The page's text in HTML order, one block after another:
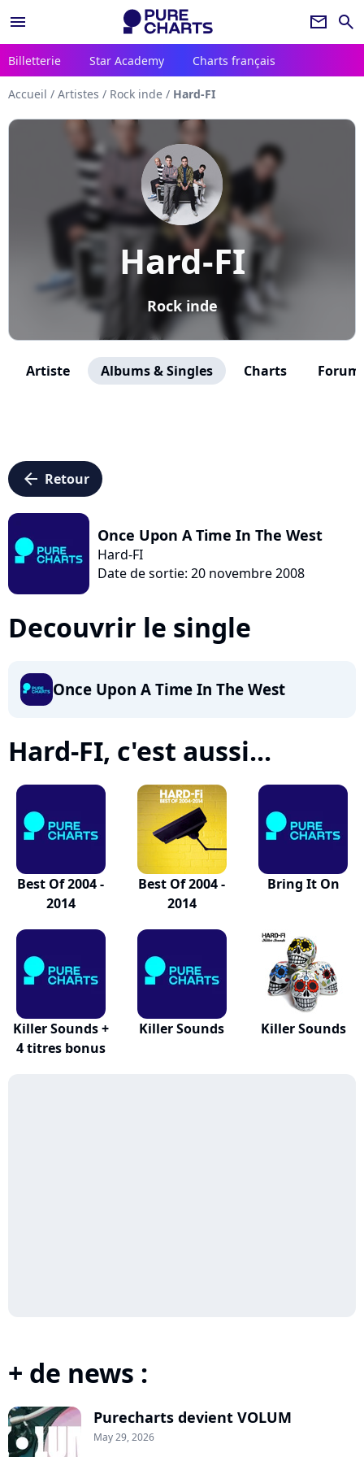
menu newsletter search
Billetterie Star Academy Charts français
Accueil / Artistes / Rock inde / Hard-FI
Hard-FI
Rock inde
Artiste Albums & Singles Charts
arrow_left Retour
Once Upon A Time In The West
Hard-FI
Date de sortie: 20 novembre 2008
Decouvrir le single
Once Upon A Time In The West
Hard-FI, c'est aussi...
Best Of 2004 -
2014
Best Of 2004 -
2014
Bring It On
Killer Sounds +
4 titres bonus
Killer Sounds Killer Sounds
+ de news :
Purecharts devient VOLUM
May 29, 2026